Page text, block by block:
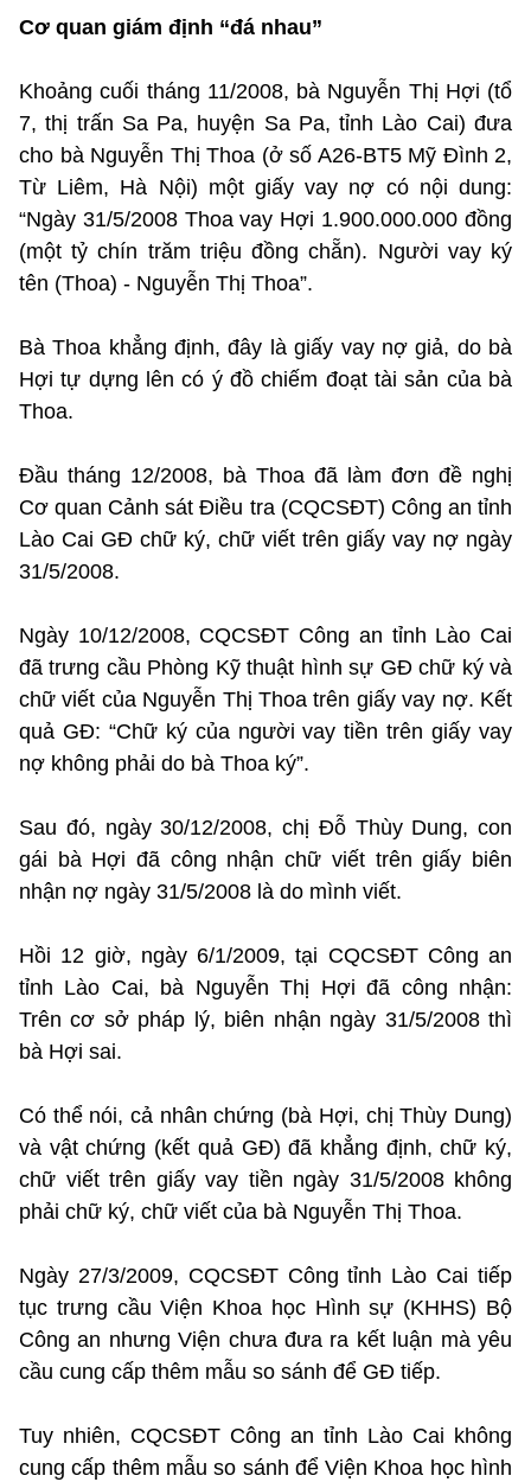
Cơ quan giám định “đá nhau”
Khoảng cuối tháng 11/2008, bà Nguyễn Thị Hợi (tổ
7, thị trấn Sa Pa, huyện Sa Pa, tỉnh Lào Cai) đưa
cho bà Nguyễn Thị Thoa (ở số A26-BT5 Mỹ Đình 2,
Từ Liêm, Hà Nội) một giấy vay nợ có nội dung:
“Ngày 31/5/2008 Thoa vay Hợi 1.900.000.000 đồng
(một tỷ chín trăm triệu đồng chẵn). Người vay ký
tên (Thoa) - Nguyễn Thị Thoa”.
Bà Thoa khẳng định, đây là giấy vay nợ giả, do bà
Hợi tự dựng lên có ý đồ chiếm đoạt tài sản của bà
Thoa.
Đầu tháng 12/2008, bà Thoa đã làm đơn đề nghị
Cơ quan Cảnh sát Điều tra (CQCSĐT) Công an tỉnh
Lào Cai GĐ chữ ký, chữ viết trên giấy vay nợ ngày
31/5/2008.
Ngày 10/12/2008, CQCSĐT Công an tỉnh Lào Cai
đã trưng cầu Phòng Kỹ thuật hình sự GĐ chữ ký và
chữ viết của Nguyễn Thị Thoa trên giấy vay nợ. Kết
quả GĐ: “Chữ ký của người vay tiền trên giấy vay
nợ không phải do bà Thoa ký”.
Sau đó, ngày 30/12/2008, chị Đỗ Thùy Dung, con
gái bà Hợi đã công nhận chữ viết trên giấy biên
nhận nợ ngày 31/5/2008 là do mình viết.
Hồi 12 giờ, ngày 6/1/2009, tại CQCSĐT Công an
tỉnh Lào Cai, bà Nguyễn Thị Hợi đã công nhận:
Trên cơ sở pháp lý, biên nhận ngày 31/5/2008 thì
bà Hợi sai.
Có thể nói, cả nhân chứng (bà Hợi, chị Thùy Dung)
và vật chứng (kết quả GĐ) đã khẳng định, chữ ký,
chữ viết trên giấy vay tiền ngày 31/5/2008 không
phải chữ ký, chữ viết của bà Nguyễn Thị Thoa.
Ngày 27/3/2009, CQCSĐT Công tỉnh Lào Cai tiếp
tục trưng cầu Viện Khoa học Hình sự (KHHS) Bộ
Công an nhưng Viện chưa đưa ra kết luận mà yêu
cầu cung cấp thêm mẫu so sánh để GĐ tiếp.
Tuy nhiên, CQCSĐT Công an tỉnh Lào Cai không
cung cấp thêm mẫu so sánh để Viện Khoa học hình